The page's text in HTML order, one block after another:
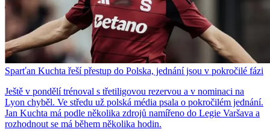
Sparťan Kuchta řeší přestup do Polska, jednání jsou v pokročilé fázi
Ještě v pondělí trénoval s třetiligovou rezervou a v nominaci na
Lyon chyběl. Ve středu už polská média psala o pokročilém jednání.
Jan Kuchta má podle několika zdrojů namířeno do Legie Varšava a
rozhodnout se má během několika hodin.